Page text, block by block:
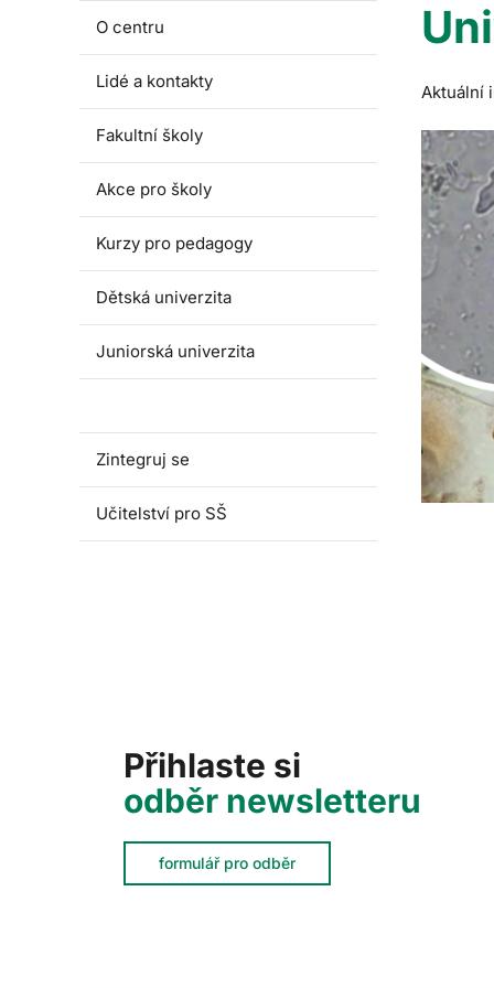
O centru
Lidé a kontakty
Fakultní školy
Akce pro školy
Kurzy pro pedagogy
Dětská univerzita
Juniorská univerzita
Zintegruj se
Učitelství pro SŠ
Aktuální
Přihlaste si
odběr newsletteru
formulář pro odběr